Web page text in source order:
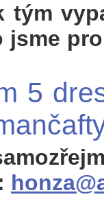
tým
jsme
5